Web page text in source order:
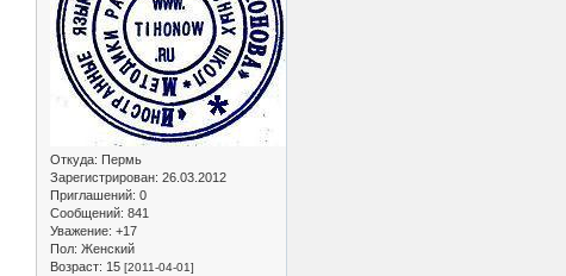
Откуда: Пермь
Зарегистрирован: 26.03.2012
Приглашений: 0
Сообщений: 841
Уважение: +17
Пол: Женский
Возраст: 15 [2011-04-01]